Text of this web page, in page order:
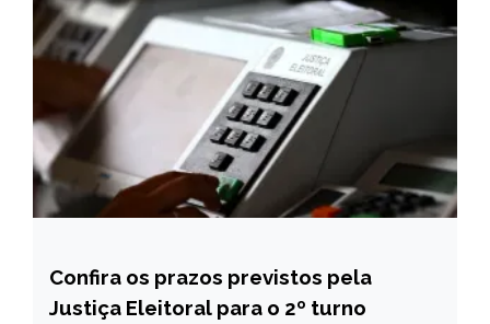
BRASIL
NOTÍCIAS
Confira os prazos previstos pela
Justiça Eleitoral para o 2º turno